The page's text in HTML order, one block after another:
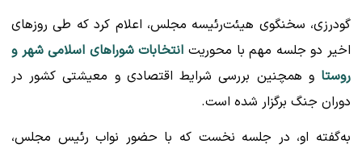
گودرزی، سخنگوی هیئت‌رئیسه مجلس، اعلام کرد که طی روزهای
اخیر دو جلسه مهم با محوریت انتخابات شوراهای اسلامی شهر و
روستا و همچنین بررسی شرایط اقتصادی و معیشتی کشور در
دوران جنگ برگزار شده است.
به‌گفته او، در جلسه نخست که با حضور نواب رئیس مجلس،